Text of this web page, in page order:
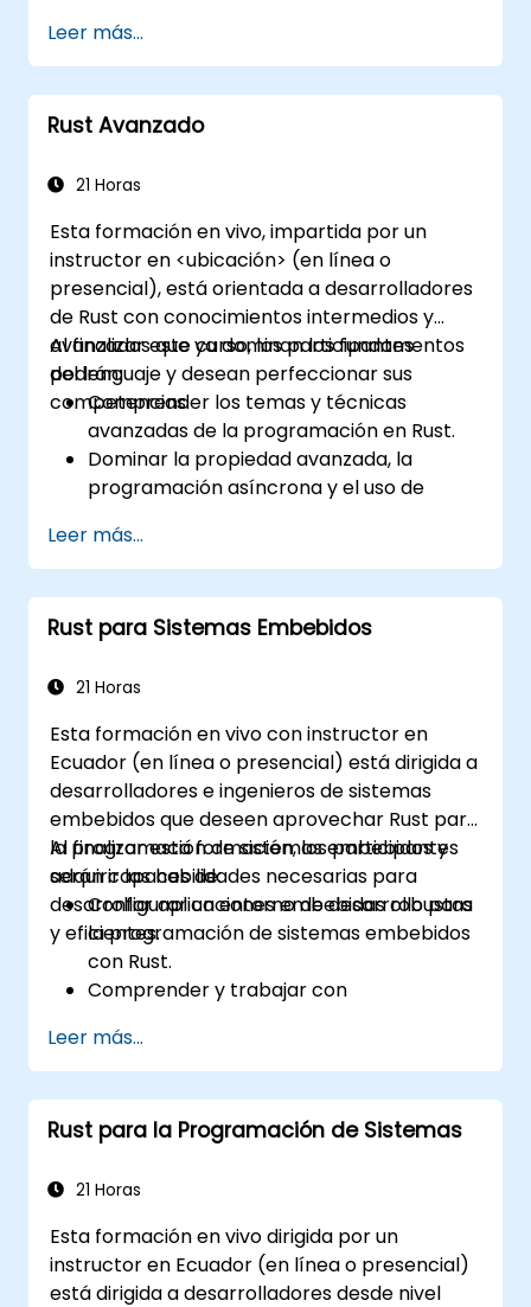
Leer más...
Rust Avanzado
21 Horas
Esta formación en vivo, impartida por un
instructor en <ubicación> (en línea o
presencial), está orientada a desarrolladores
de Rust con conocimientos intermedios y
avanzados que ya dominan los fundamentos
del lenguaje y desean perfeccionar sus
competencias.
Al finalizar este curso, los participantes
podrán:
Comprender los temas y técnicas
avanzadas de la programación en Rust.
Dominar la propiedad avanzada, la
programación asíncrona y el uso de
Adquirir destreza en el manejo avanzado
de errores, macros y optimización del
rendimiento.
Interfazar el código con otros lenguajes,
implementar concurrencia avanzada.
de problemas para depurar y solucionar
incidencias complejas en programas
escritos en Rust.
Leer más...
Rust para Sistemas Embebidos
21 Horas
Esta formación en vivo con instructor en
Ecuador (en línea o presencial) está dirigida a
desarrolladores e ingenieros de sistemas
embebidos que deseen aprovechar Rust para
la programación de sistemas embebidos y
adquirir las habilidades necesarias para
desarrollar aplicaciones embebidas robustas
y eficientes.
Al finalizar esta formación, los participantes
serán capaces de:
Configurar un entorno de desarrollo para
la programación de sistemas embebidos
con Rust.
Comprender y trabajar con
utilizando Rust.
Escribir código eficiente y confiable para
sistemas embebidos con recursos
limitados.
de tiempo real en aplicaciones
Interconectar con el hardware y utilizar
abstracciones de bajo nivel en Rust.
Leer más...
Rust para la Programación de Sistemas
21 Horas
Esta formación en vivo dirigida por un
instructor en Ecuador (en línea o presencial)
está dirigida a desarrolladores desde nivel